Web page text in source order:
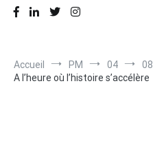
Accueil PM 04
08
A l’heure où l’histoire s’accélère